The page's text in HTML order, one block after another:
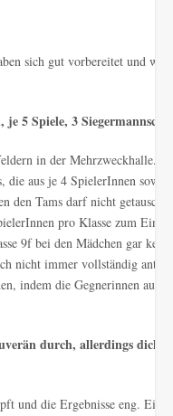
sich gut vorbereitet und
5 Spiele, 3
in der Mehrzweckhalle.
die aus je 4 SpielerInnen sowie
den Tams darf nicht getauscht
pro Klasse zum
9f bei den Mädchen gar keine
nicht immer vollständig
indem die Gegnerinnen auch
durch, allerdings dicht
und die Ergebnisse eng.